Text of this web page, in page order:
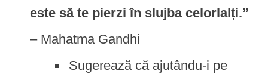
este să te pierzi în slujba celorlalți.”
– Mahatma Gandhi
Sugerează că ajutându-i pe